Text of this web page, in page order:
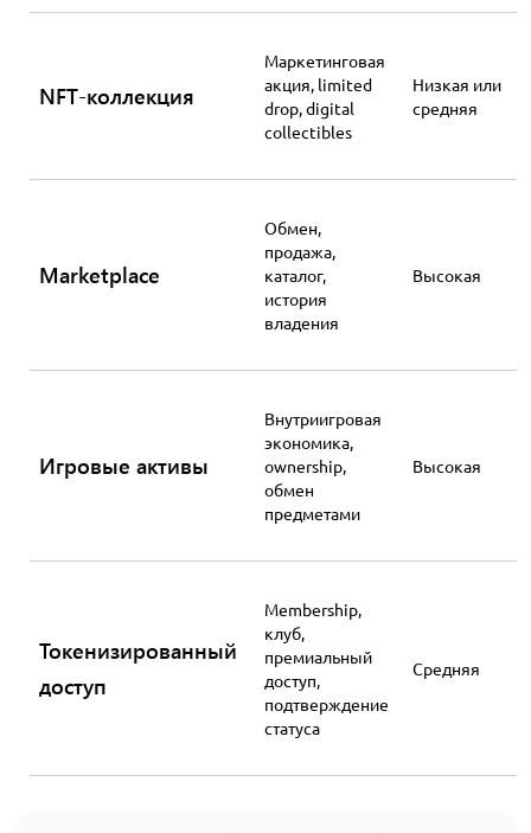
NFT-коллекция
Маркетинговая
акция, limited
drop, digital
collectibles
Низкая или
средняя
Marketplace
Обмен,
продажа,
каталог,
история
владения
Высокая
Игровые активы
Внутриигровая
экономика,
ownership,
обмен
предметами
Высокая
Токенизированный
доступ
Membership,
клуб,
премиальный
доступ,
подтверждение
статуса
Средняя